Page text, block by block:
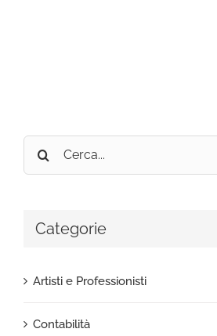
Cerca
per:
Categorie
Artisti e Professionisti
Contabilità